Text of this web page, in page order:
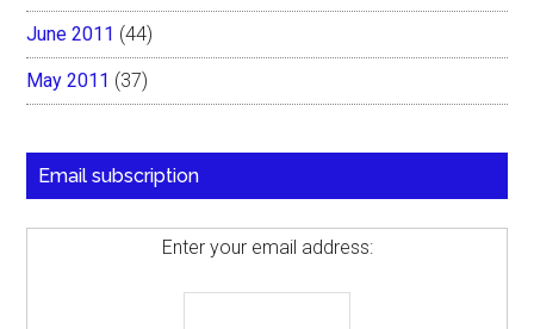
June 2011 (44)
May 2011 (37)
Email subscription
Enter your email address: